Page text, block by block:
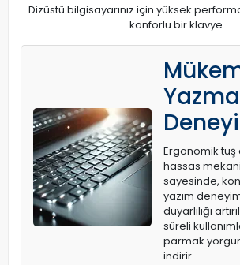
Dizüstü bilgisayarınız için yüksek
konforlu bir klavye.
Yazma
Ergonomik tuş
hassas
sayesinde,
yazım
duyarlılığı
süreli
parmak
indirir.